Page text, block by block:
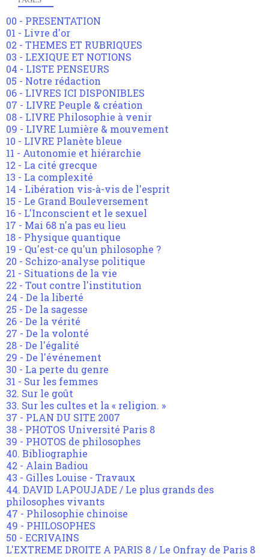
00 - PRESENTATION
01 - Livre d'or
02 - THEMES ET RUBRIQUES
03 - LEXIQUE ET NOTIONS
04 - LISTE PENSEURS
05 - Notre rédaction
06 - LIVRES ICI DISPONIBLES
07 - LIVRE Peuple & création
08 - LIVRE Philosophie à venir
09 - LIVRE Lumière & mouvement
10 - LIVRE Planète bleue
11 - Autonomie et hiérarchie
12 - La cité grecque
13 - La complexité
14 - Libération vis-à-vis de l'esprit
15 - Le Grand Bouleversement
16 - L'Inconscient et le sexuel
17 - Mai 68 n'a pas eu lieu
18 - Physique quantique
19 - Qu'est-ce qu'un philosophe ?
20 - Schizo-analyse politique
21 - Situations de la vie
22 - Tout contre l'institution
24 - De la liberté
25 - De la sagesse
26 - De la vérité
27 - De la volonté
28 - De l'égalité
29 - De l'événement
30 - La perte du genre
31 - Sur les femmes
32. Sur le goût
33. Sur les cultes et la « religion. »
37 - PLAN DU SITE 2007
38 - PHOTOS Université Paris 8
39 - PHOTOS de philosophes
40. Bibliographie
42 - Alain Badiou
43 - Gilles Louise - Travaux
44. DAVID LAPOUJADE / Le plus grands des
philosophes vivants
47 - Philosophie chinoise
49 - PHILOSOPHES
50 - ECRIVAINS
L'EXTREME DROITE A PARIS 8 / Le Onfray de Paris 8